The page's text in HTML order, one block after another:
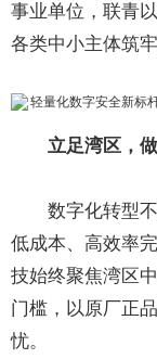
事业单位，联青
各类中小主体筑
立足湾区，
数字化转型
低成本、高效率
技始终聚焦湾区
门槛，以原厂正
忧。